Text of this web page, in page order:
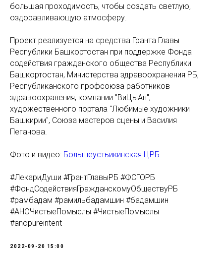
большая проходимость, чтобы создать светлую,
оздоравливающую атмосферу.
Проект реализуется на средства Гранта Главы
Республики Башкортостан при поддержке Фонда
содействия гражданского общества Республики
Башкортостан, Министерства здравоохранения РБ,
Республиканского профсоюза работников
здравоохранения, компании "ВиЦыАн",
художественного портала "Любимые художники
Башкирии", Союза мастеров сцены и Василия
Пеганова.
Фото и видео: Большеустьикинская ЦРБ
#ЛекариДуши #ГрантГлавыРБ #ФСГОРБ
#ФондСодействияГражданскомуОбществуРБ
#рамбадам #рамильбадамшин #бадамшин
#АНОЧистыеПомыслы #ЧистыеПомыслы
#anopureintent
2022-09-20 15:00